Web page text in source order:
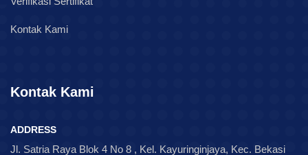
Kontak Kami
Kontak Kami
ADDRESS
Jl. Satria Raya Blok 4 No 8 , Kel. Kayuringinjaya, Kec. Bekasi